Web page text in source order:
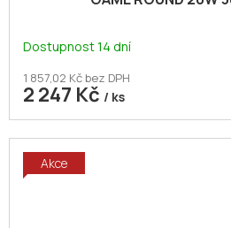
Dostupnost 14 dní
1 857,02 Kč bez DPH
2 247 Kč / ks
Akce